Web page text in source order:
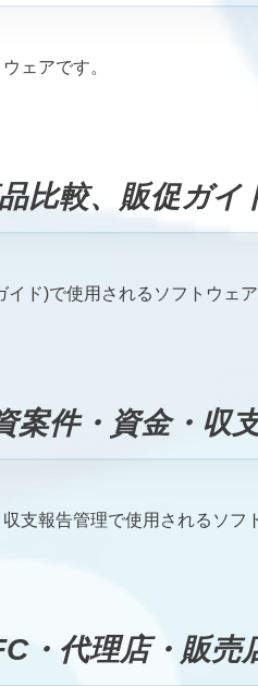
ェアです。
比較、販促ガイ
ド)で使用されるソフトウェア
案件・資金・収
支報告管理で使用されるソフ
・代理店・販売